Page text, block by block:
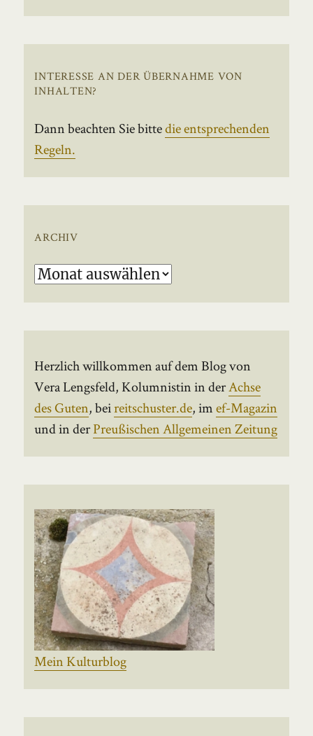
INTERESSE AN DER ÜBERNAHME VON
INHALTEN?
Dann beachten Sie bittedie entsprechenden
Regeln.
ARCHIV
Archiv
Herzlich willkommen auf dem Blog von
Vera Lengsfeld, Kolumnistin in derAchse
des Guten, beireitschuster.de, imef-Magazin
und in derPreußischen Allgemeinen Zeitung
Mein Kulturblog